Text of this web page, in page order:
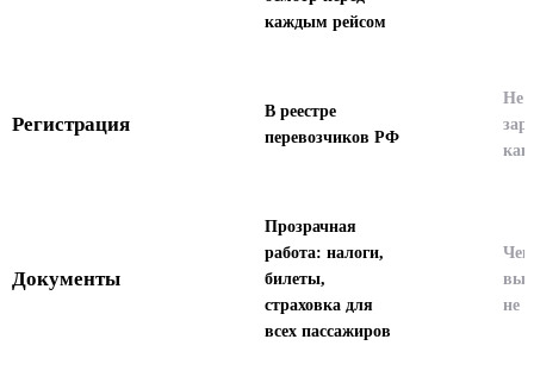
каждым рейсом
Регистрация
В реестре
перевозчиков РФ
Не
как
Документы
Прозрачная
работа: налоги,
билеты,
страховка для
всех пассажиров
не